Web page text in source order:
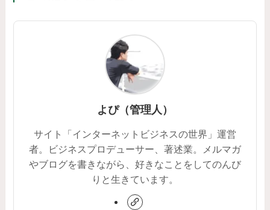
よぴ（管理人）
サイト「インターネットビジネスの世界」運営
者。ビジネスプロデューサー、著述業。メルマガ
やブログを書きながら、好きなことをしてのんび
りと生きています。